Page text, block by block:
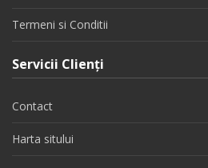
Termeni si Conditii
Servicii Clienţi
Contact
Harta sitului